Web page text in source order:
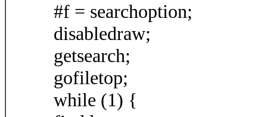
#f = searchoption;
disabledraw;
getsearch;
gofiletop;
while (1) {